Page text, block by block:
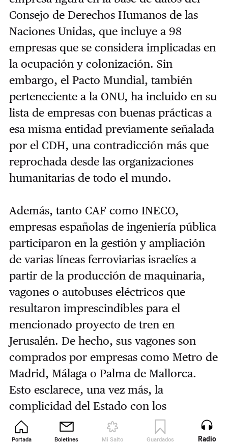
Portada Boletines Mi Salto Guardados Revista
Consejo de Derechos Humanos de las
Naciones Unidas, que incluye a 98
empresas que se considera implicadas en
la ocupación y colonización. Sin
embargo, el Pacto Mundial, también
perteneciente a la ONU, ha incluido en su
lista de empresas con buenas prácticas a
esa misma entidad previamente señalada
por el CDH, una contradicción más que
reprochada desde las organizaciones
humanitarias de todo el mundo.
Además, tanto CAF como INECO,
empresas españolas de ingeniería pública
participaron en la gestión y ampliación
de varias líneas ferroviarias israelíes a
partir de la producción de maquinaria,
vagones o autobuses eléctricos que
resultaron imprescindibles para el
mencionado proyecto de tren en
Jerusalén. De hecho, sus vagones son
comprados por empresas como Metro de
Madrid, Málaga o Palma de Mallorca.
Esto esclarece, una vez más, la
complicidad del Estado con los
responsables de los crímenes perpetrados
en la Franja.
Radio